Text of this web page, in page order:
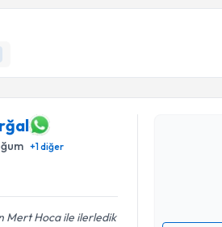
+1diğer
Mert Hoca ile ilerledik
Doç. Dr. Mert